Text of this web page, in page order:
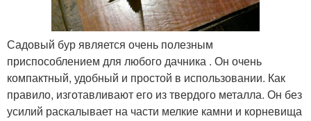
Садовый бур является очень полезным
приспособлением для любого дачника . Он очень
компактный, удобный и простой в использовании. Как
правило, изготавливают его из твердого металла. Он без
усилий раскалывает на части мелкие камни и корневища